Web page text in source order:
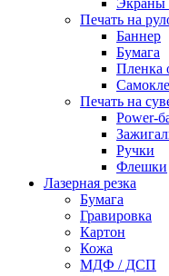
Экраны
Печать на
Баннер
Бумага
Пленка
Печать на
Power-
Ручки
Флешки
Лазерная резка
Бумага
Гравировка
Картон
Кожа
МДФ / ДСП